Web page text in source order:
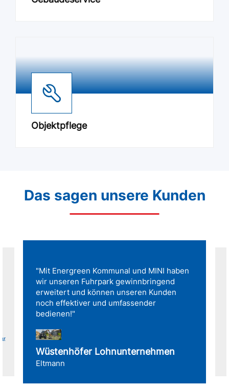
Objektpflege
Das sagen unsere Kunden
"Mit Energreen Kommunal und MINI haben
wir unseren Fuhrpark gewinnbringend
erweitert und können unseren Kunden
noch effektiver und umfassender
bedienen!"
Wüstenhöfer Lohnunternehmen
Eltmann